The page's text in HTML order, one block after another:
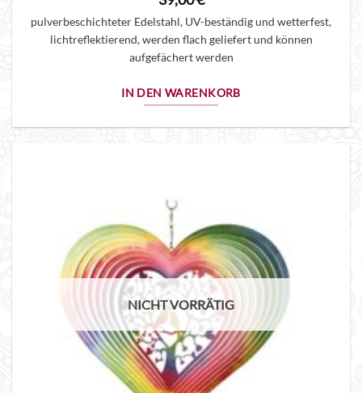
pulverbeschichteter Edelstahl, UV-beständig und wetterfest,
lichtreflektierend, werden flach geliefert und können
aufgefächert werden
IN DEN WARENKORB
NICHT VORRÄTIG